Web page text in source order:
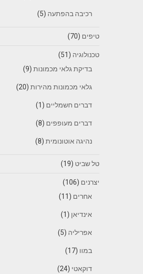
רכיבה בהפתעה (5)
טיפים (70)
טכנולוגיה (51)
בדיקת גלאי מכמונות(9)
גלאי מכמונות מהירות(20)
דברים חשמליים (1)
דברים מעופפים (8)
נהיגה אוטונומית(8)
טל שביט (19)
יצרנים (106)
אחרים (11)
אינדיאן (1)
אפריליה (5)
במוו (17)
דוקאטי (24)